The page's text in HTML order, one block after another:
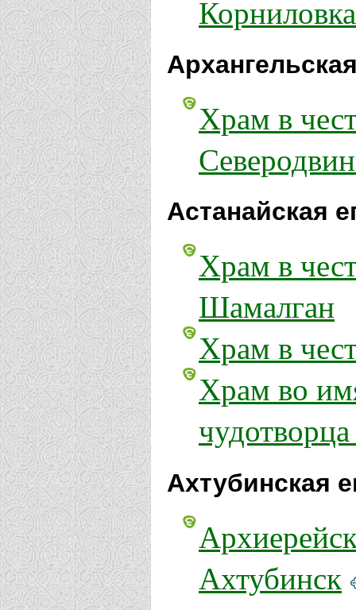
Корниловка
Храм в
Астанайская
Храм в
Шамалган
Храм в
Храм во
Ахтубинская
Ахтубинск